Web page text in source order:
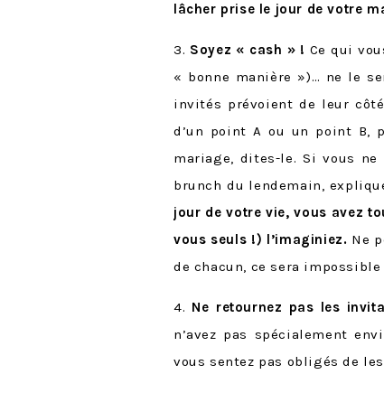
lâcher prise le jour de votre
3. Soyez « cash » ! Ce qui
« bonne manière »)… ne le
invités prévoient de leur
d’un point A ou un point B,
mariage, dites-le. Si vous
brunch du lendemain,
jour de votre vie, vous avez
vous seuls !) l’imaginiez. Ne
de chacun, ce sera
4. Ne retournez pas les
n’avez pas spécialement
vous sentez pas obligés de